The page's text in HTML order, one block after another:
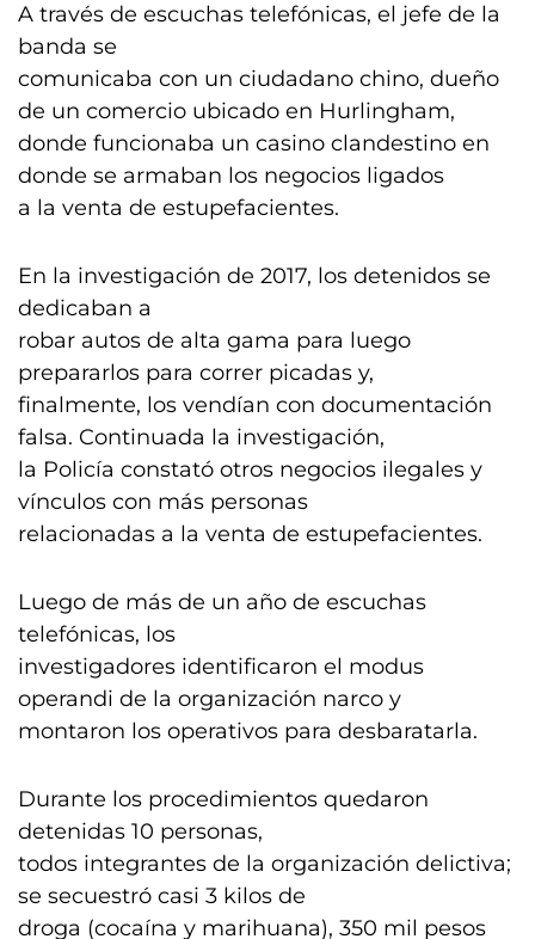
A través de escuchas telefónicas, el jefe de la
banda se
comunicaba con un ciudadano chino, dueño
de un comercio ubicado en Hurlingham,
donde funcionaba un casino clandestino en
donde se armaban los negocios ligados
a la venta de estupefacientes.
En la investigación de 2017, los detenidos se
dedicaban a
robar autos de alta gama para luego
prepararlos para correr picadas y,
finalmente, los vendían con documentación
falsa. Continuada la investigación,
la Policía constató otros negocios ilegales y
vínculos con más personas
relacionadas a la venta de estupefacientes.
Luego de más de un año de escuchas
telefónicas, los
investigadores identificaron el modus
operandi de la organización narco y
montaron los operativos para desbaratarla.
Durante los procedimientos quedaron
detenidas 10 personas,
todos integrantes de la organización delictiva;
se secuestró casi 3 kilos de
droga (cocaína y marihuana), 350 mil pesos